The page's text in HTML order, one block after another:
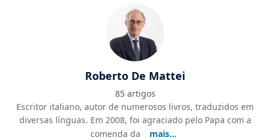
Roberto De Mattei
85 artigos
Escritor italiano, autor de numerosos livros, traduzidos em
diversas línguas. Em 2008, foi agraciado pelo Papa com a
comenda da
mais...